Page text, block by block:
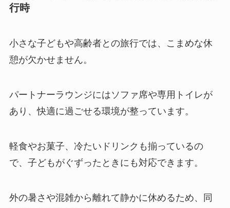
行時
小さな子どもや高齢者との旅行では、こまめな休
憩が欠かせません。
パートナーラウンジにはソファ席や専用トイレが
あり、快適に過ごせる環境が整っています。
軽食やお菓子、冷たいドリンクも揃っているの
で、子どもがぐずったときにも対応できます。
外の暑さや混雑から離れて静かに休めるため、同